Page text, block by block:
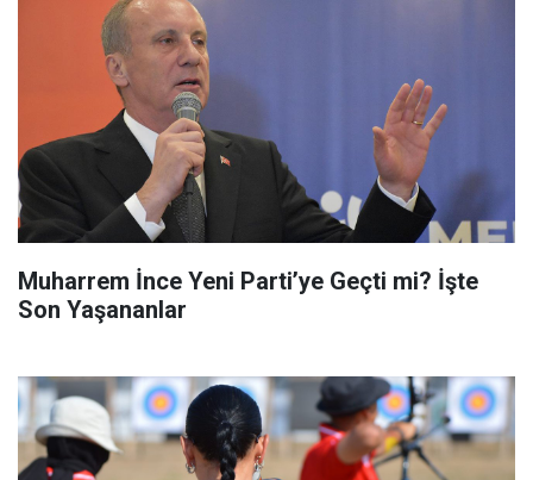
Muharrem İnce Yeni Parti’ye Geçti mi? İşte
Son Yaşananlar